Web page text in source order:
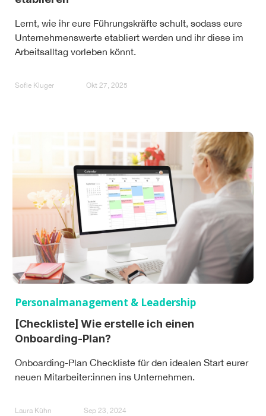
Lernt, wie ihr eure Führungskräfte schult, sodass eure
Unternehmenswerte etabliert werden und ihr diese im
Arbeitsalltag vorleben könnt.
Sofie Kluger Okt 27, 2025
Personalmanagement & Leadership
[Checkliste] Wie erstelle ich einen
Onboarding-Plan?
Onboarding-Plan Checkliste für den idealen Start eurer
neuen Mitarbeiter:innen ins Unternehmen.
Laura Kühn Sep 23, 2024